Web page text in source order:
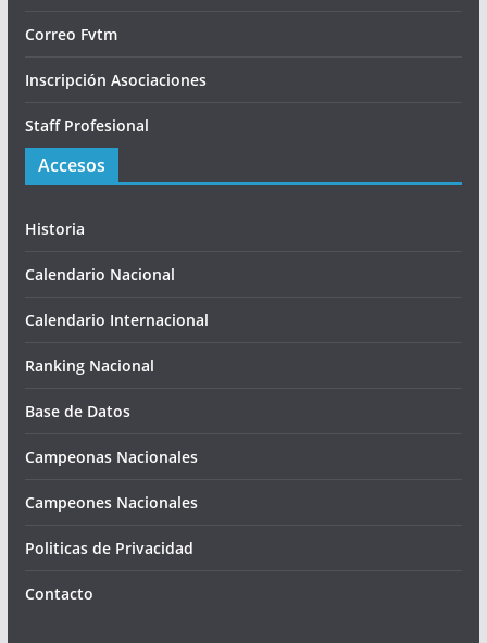
Correo Fvtm
Inscripción Asociaciones
Staff Profesional
Accesos
Historia
Calendario Nacional
Calendario Internacional
Ranking Nacional
Base de Datos
Campeonas Nacionales
Campeones Nacionales
Politicas de Privacidad
Contacto